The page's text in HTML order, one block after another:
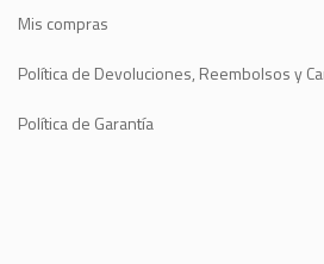
Mis compras
Política de Devoluciones, Reembolsos y
Política de Garantía